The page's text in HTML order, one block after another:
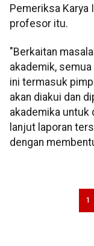
Pemeriksa Karya
profesor itu.
"Berkaitan
akademik,
ini termasuk
akan diakui dan
akademika untuk
lanjut laporan
dengan
1